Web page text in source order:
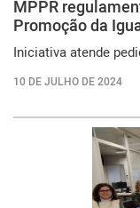
MPPR
Promoção da
Iniciativa atende
10 DE JULHO DE 2024